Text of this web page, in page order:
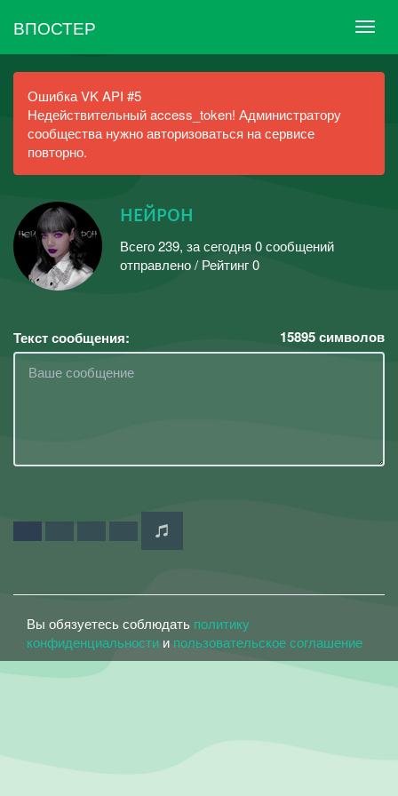
ВПОСТЕР
Ошибка VK API #5
Недействительный access_token! Администратору
сообщества нужно авторизоваться на сервисе
повторно.
нᴇйᴘoн
Всего 239, за сегодня 0 сообщений
отправлено / Рейтинг 0
Текст сообщения: 15895символов
Вы обязуетесь соблюдать политику
конфиденциальности и пользовательское соглашение